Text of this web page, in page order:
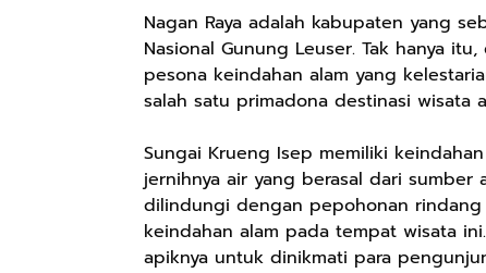
Nagan Raya adalah kabupaten yang
Nasional Gunung Leuser. Tak hanya
pesona keindahan alam yang
salah satu primadona destinasi wisata
Sungai Krueng Isep memiliki
jernihnya air yang berasal dari
dilindungi dengan pepohonan
keindahan alam pada tempat wisata
apiknya untuk dinikmati para